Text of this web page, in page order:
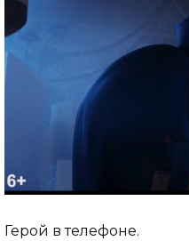
Герой в телефоне.